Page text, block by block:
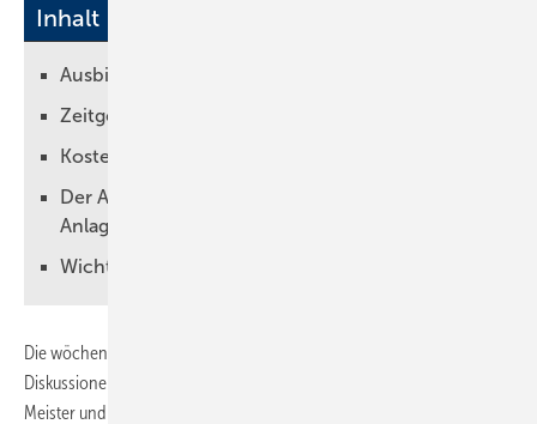
Inhalt
Ausbildungsnachweise sind Pflicht
Zeitgem����e Fachberichte
Kostenlose Fachfragendatenbank
Der Ausbildungsordner f��r SHK
Anlagenmechaniker
Wichtig f��r eine erfolreiche Ausbildung
Die wöchentlichen Berichte sind nicht selten der Stoff für
Diskussionen – und manchmal auch Ursache für den Stress zwischen
Meister und Lehrling. Oft gefällt dem Ausbilder nicht, was zu Papier